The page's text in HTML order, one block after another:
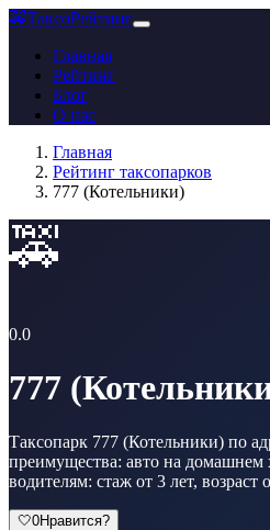
🚕ТаксоРейтинг
Главная
Рейтинг
Блог
О нас
Главная
Рейтинг таксопарков
777 (Котельники)
🚕
0.0
777
Таксопарк 777 (Котельники) по
преимущества: авто на домашнем
водителям: стаж от 3 лет,
🤍0Нравится?